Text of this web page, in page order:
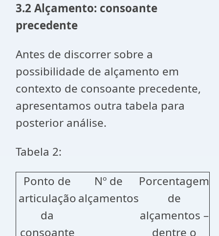
3.2 Alçamento: consoante
precedente
Antes de discorrer sobre a
possibilidade de alçamento em
contexto de consoante precedente,
apresentamos outra tabela para
posterior análise.
Tabela 2:
Ponto de
articulação
da
consoante
Nº de
alçamentos
Porcentagem
de
alçamentos –
dentre o